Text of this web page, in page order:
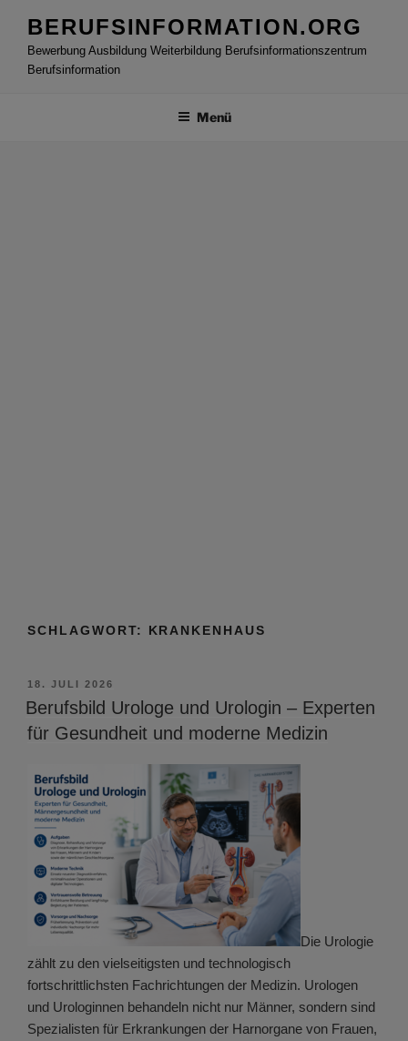
Inhalt
springen
BERUFSINFORMATION.ORG
Bewerbung Ausbildung Weiterbildung Berufsinformationszentrum
Berufsinformation
Menü
SCHLAGWORT: KRANKENHAUS
VERÖFFENTLICHT
AM
18. JULI 2026
Berufsbild Urologe und Urologin – Experten
für Gesundheit und moderne Medizin
Die Urologie
zählt zu den vielseitigsten und technologisch
fortschrittlichsten Fachrichtungen der Medizin. Urologen
und Urologinnen behandeln nicht nur Männer, sondern sind
Spezialisten für Erkrankungen der Harnorgane von Frauen,